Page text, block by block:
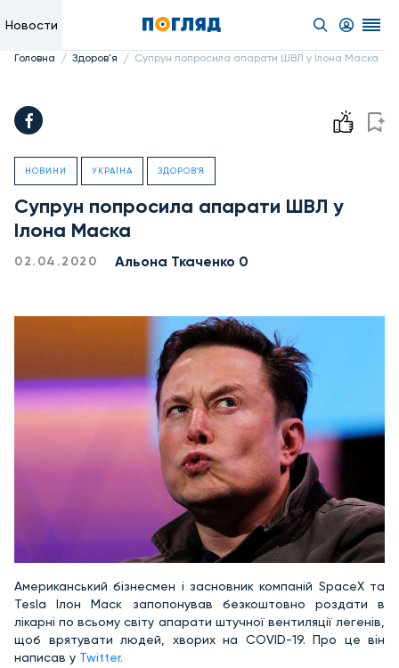
Новости
Головна / Здоров'я / Супрун попросила апарати ШВЛ у Ілона Маска
НОВИНИ УКРАЇНА ЗДОРОВ'Я
Супрун попросила апарати ШВЛ у
Ілона Маска
02.04.2020 Альона Ткаченко 0
Американський бізнесмен і засновник компаній SpaceX та
Tesla Ілон Маск запопонував безкоштовно роздати в
лікарні по всьому світу апарати штучної вентиляції легенів,
щоб врятувати людей, хворих на COVID-19. Про це він
написав у Twitter.